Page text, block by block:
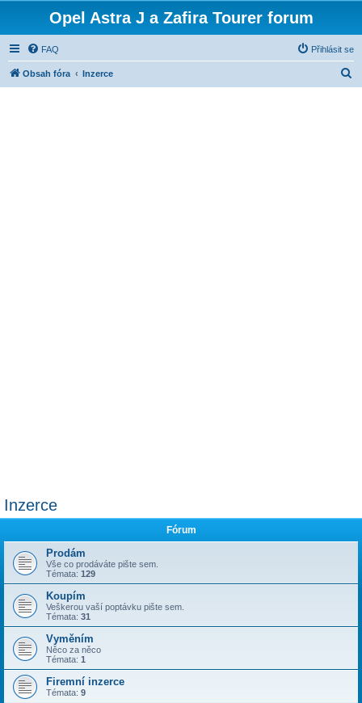
Opel Astra J a Zafira Tourer forum
FAQ Přihlásit se
Obsah fóra Inzerce
Inzerce
Fórum
Prodám
Vše co prodáváte pište sem.
Témata: 129
Koupím
Veškerou vaší poptávku pište sem.
Témata: 31
Vyměním
Něco za něco
Témata: 1
Firemní inzerce
Témata: 9